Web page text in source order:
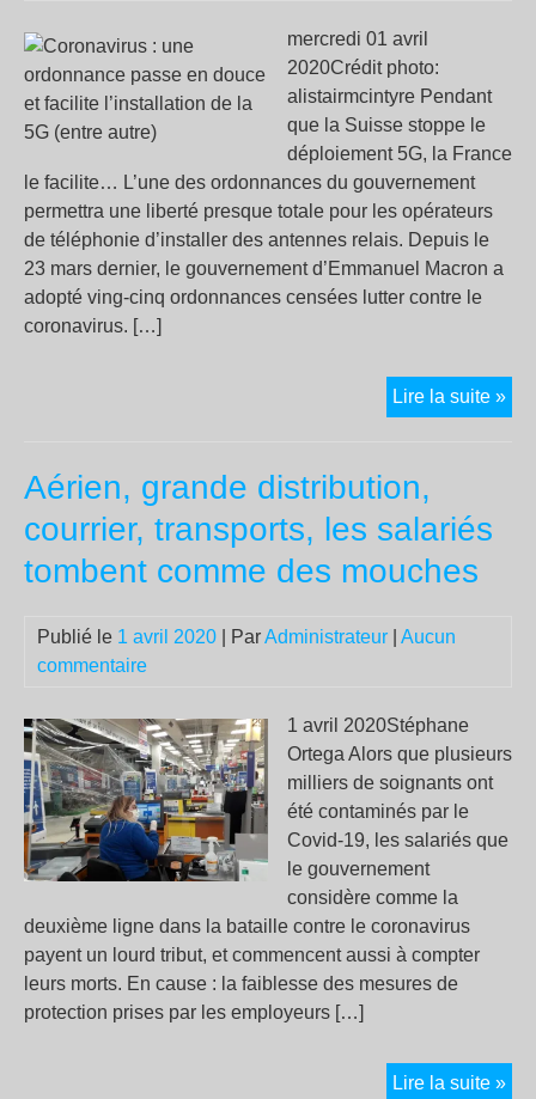
mercredi 01 avril
2020Crédit photo:
alistairmcintyre Pendant
que la Suisse stoppe le
déploiement 5G, la France
le facilite… L’une des ordonnances du gouvernement
permettra une liberté presque totale pour les opérateurs
de téléphonie d’installer des antennes relais. Depuis le
23 mars dernier, le gouvernement d’Emmanuel Macron a
adopté ving-cinq ordonnances censées lutter contre le
coronavirus. […]
Lire la suite »
:
Aérien, grande distribution,
courrier, transports, les salariés
tombent comme des mouches
Publié le 1 avril 2020 | ParAdministrateur
Aucun
commentaire
1 avril 2020Stéphane
Ortega Alors que plusieurs
milliers de soignants ont
été contaminés par le
Covid-19, les salariés que
le gouvernement
considère comme la
deuxième ligne dans la bataille contre le coronavirus
payent un lourd tribut, et commencent aussi à compter
leurs morts. En cause : la faiblesse des mesures de
protection prises par les employeurs […]
Lire la suite »